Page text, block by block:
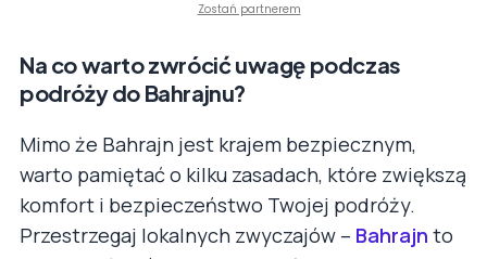
Zostań partnerem
Na co warto zwrócić uwagę podczas
podróży do Bahrajnu?
Mimo że Bahrajn jest krajem bezpiecznym,
warto pamiętać o kilku zasadach, które zwiększą
komfort i bezpieczeństwo Twojej podróży.
Przestrzegaj lokalnych zwyczajów – Bahrajn to